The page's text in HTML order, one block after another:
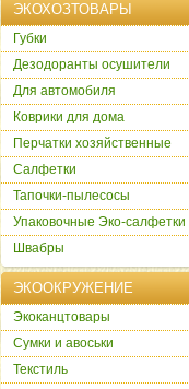
ЭКОХОЗТОВАРЫ
Губки
Дезодоранты осушители
Для автомобиля
Коврики для дома
Перчатки хозяйственные
Салфетки
Тапочки-пылесосы
Упаковочные Эко-салфетки
Швабры
ЭКООКРУЖЕНИЕ
Экоканцтовары
Сумки и авоськи
Текстиль